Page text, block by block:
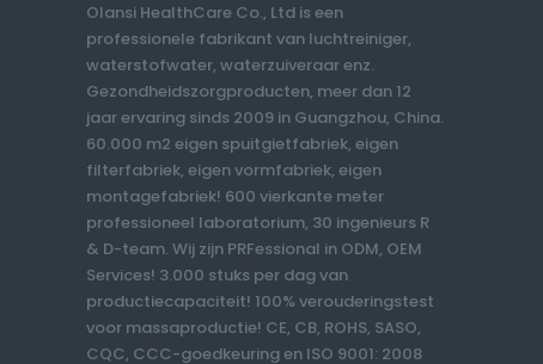
Olansi HealthCare Co., Ltd is een
professionele fabrikant van luchtreiniger,
waterstofwater, waterzuiveraar enz.
Gezondheidszorgproducten, meer dan 12
jaar ervaring sinds 2009 in Guangzhou, China.
60.000 m2 eigen spuitgietfabriek, eigen
filterfabriek, eigen vormfabriek, eigen
montagefabriek! 600 vierkante meter
professioneel laboratorium, 30 ingenieurs R
& D-team. Wij zijn PRFessional in ODM, OEM
Services! 3.000 stuks per dag van
productiecapaciteit! 100% verouderingstest
voor massaproductie! CE, CB, ROHS, SASO,
CQC, CCC-goedkeuring en ISO 9001: 2008